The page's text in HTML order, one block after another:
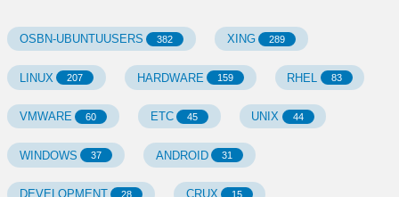
OSBN-UBUNTUUSERS 382 XING 289
LINUX 207 HARDWARE 159 RHEL 83
VMWARE 60 ETC 45 UNIX 44
WINDOWS 37 ANDROID 31
DEVELOPMENT 28 CRUX 15